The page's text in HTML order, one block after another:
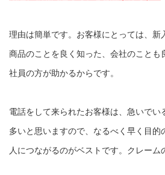
理由は簡単です。お客様にとっては、新
商品のことを良く知った、会社のことも
社員の方が助かるからです。
電話をして来られたお客様は、急いでい
多いと思いますので、なるべく早く目的
人につながるのがベストです。クレーム